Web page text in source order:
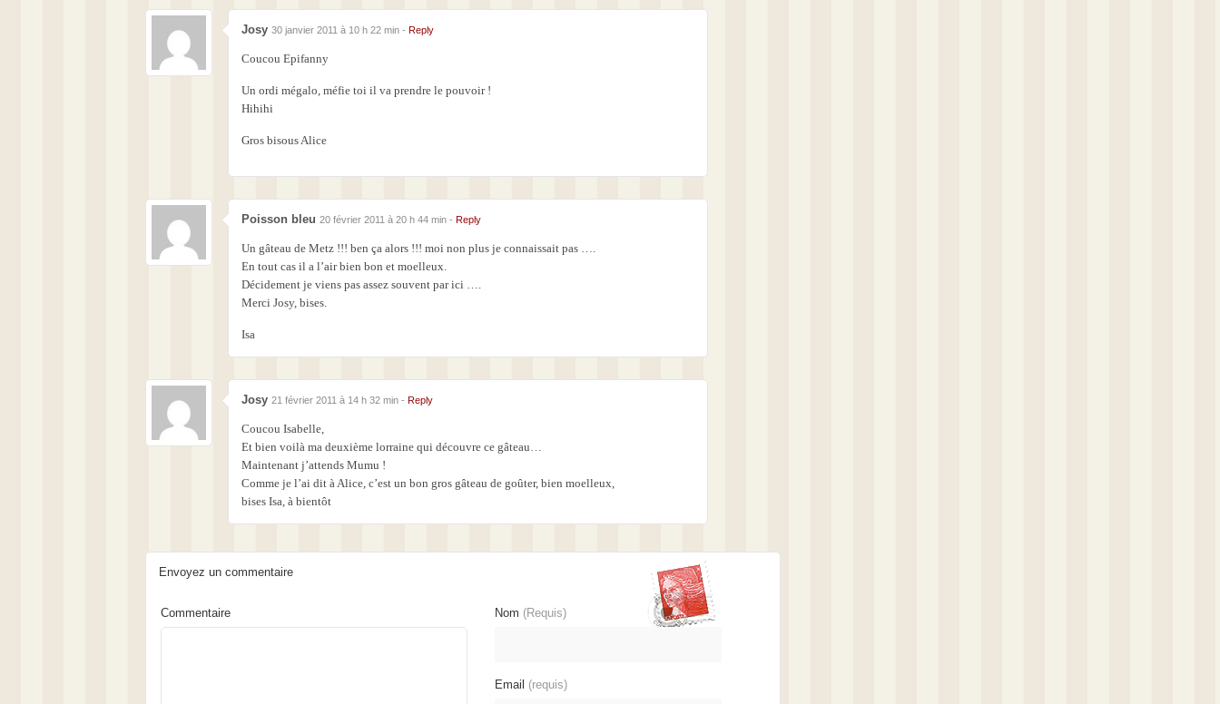
Josy 30 janvier 2011 à 10 h 22 min - Reply
Coucou Epifanny
Un ordi mégalo, méfie toi il va prendre le pouvoir !
Hihihi
Gros bisous Alice
Poisson bleu 20 février 2011 à 20 h 44 min - Reply
Un gâteau de Metz !!! ben ça alors !!! moi non plus je connaissait pas ….
En tout cas il a l’air bien bon et moelleux.
Décidement je viens pas assez souvent par ici ….
Merci Josy, bises.
Isa
Josy 21 février 2011 à 14 h 32 min - Reply
Coucou Isabelle,
Et bien voilà ma deuxième lorraine qui découvre ce gâteau…
Maintenant j’attends Mumu !
Comme je l’ai dit à Alice, c’est un bon gros gâteau de goûter, bien moelleux,
bises Isa, à bientôt
Envoyez un commentaire
Nom (Requis)
Email (requis)
Commentaire